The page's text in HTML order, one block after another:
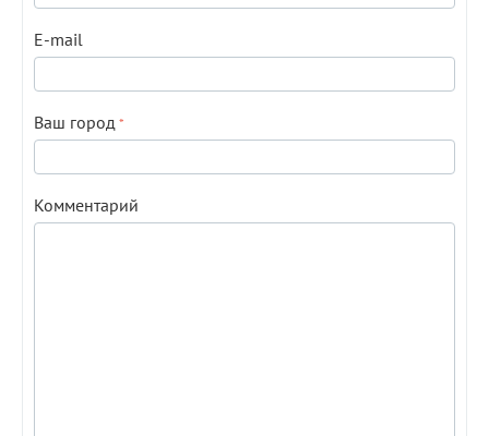
E-mail
Ваш город
Комментарий